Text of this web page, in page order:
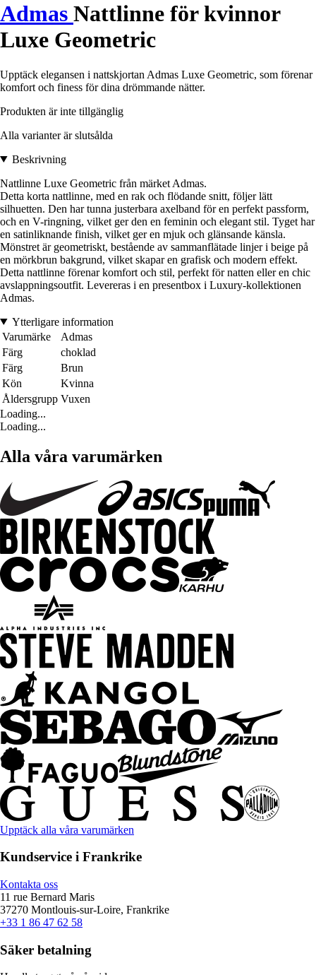
Admas Nattlinne för kvinnor
Luxe Geometric
Upptäck elegansen i nattskjortan Admas Luxe Geometric, som förenar
komfort och finess för dina drömmande nätter.
Produkten är inte tillgänglig
Alla varianter är slutsålda
Beskrivning
Nattlinne Luxe Geometric från märket Admas.
Detta korta nattlinne, med en rak och flödande snitt, följer lätt
silhuetten. Den har tunna justerbara axelband för en perfekt passform,
och en V-ringning, vilket ger den en feminin och elegant stil. Tyget har
en satinliknande finish, vilket ger en mjuk och glänsande känsla.
Mönstret är geometriskt, bestående av sammanflätade linjer i beige på
en mörkbrun bakgrund, vilket skapar en grafisk och modern effekt.
Detta nattlinne förenar komfort och stil, perfekt för natten eller en chic
avslappningsoutfit. Levereras i en presentbox i Luxury-kollektionen
Admas.
Ytterligare information
Varumärke
Admas
Färg
choklad
Färg
Brun
Kön
Kvinna
Åldersgrupp Vuxen
Loading...
Loading...
Alla våra varumärken
Upptäck alla våra varumärken
Kundservice i Frankrike
Kontakta oss
11 rue Bernard Maris
37270 Montlouis-sur-Loire, Frankrike
+33 1 86 47 62 58
Säker betalning